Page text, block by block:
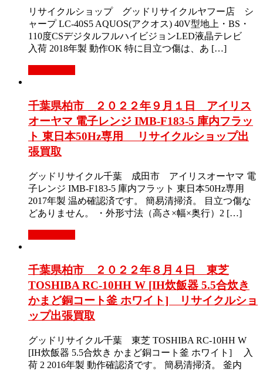
リサイクルショップ グッドリサイクルヤフー店 シ
ャープ LC-40S5 AQUOS(アクオス) 40V型地上・BS・
110度CSデジタルフルハイビジョンLED液晶テレビ
入荷 2018年製 動作OK 特に目立つ傷は、あ […]
千葉県柏市 ２０２２年９月１日 アイリス
オーヤマ 電子レンジ IMB-F183-5 庫内フラッ
ト 東日本50Hz専用 リサイクルショップ出
張買取
グッドリサイクル千葉 成田市 アイリスオーヤマ 電
子レンジ IMB-F183-5 庫内フラット 東日本50Hz専用
2017年製 温め確認済です。 簡易清掃済。 目立つ傷な
どありません。 ・外形寸法（高さ×幅×奥行）2 […]
千葉県柏市 ２０２２年８月４日 東芝
TOSHIBA RC-10HH W [IH炊飯器 5.5合炊き
かまど銅コート釜 ホワイト] リサイクルショ
ップ出張買取
グッドリサイクル千葉 東芝 TOSHIBA RC-10HH W
[IH炊飯器 5.5合炊き かまど銅コート釜 ホワイト] 入
荷 2 2016年製 動作確認済です。 簡易清掃済。 釜内